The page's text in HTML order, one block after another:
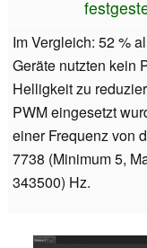
Im Vergleich: 52 %
Geräte nutzten kein
Helligkeit zu
PWM eingesetzt
einer Frequenz von
7738 (Minimum 5,
343500) Hz.